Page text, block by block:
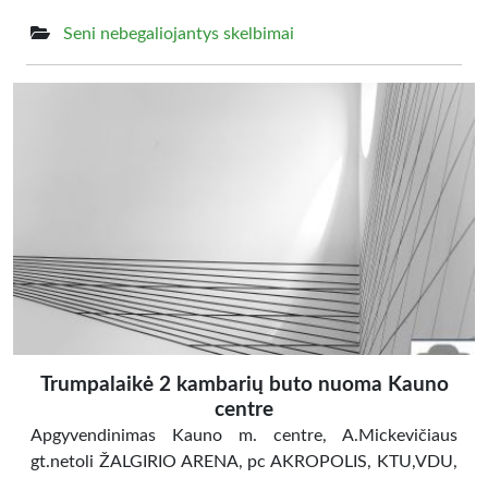
Seni nebegaliojantys skelbimai
Trumpalaikė 2 kambarių buto nuoma Kauno
centre
Apgyvendinimas Kauno m. centre, A.Mickevičiaus
gt.netoli ŽALGIRIO ARENA, pc AKROPOLIS, KTU,VDU,